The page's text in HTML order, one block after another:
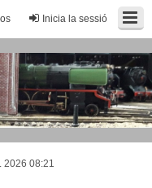
Inicia la sessió
2026 08:21